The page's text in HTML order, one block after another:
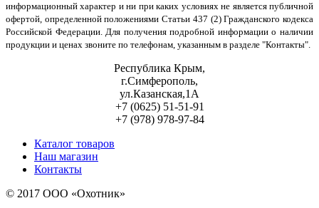
информационный характер и ни при каких условиях не является публичной
офертой, определенной положениями Статьи 437 (2) Гражданского кодекса
Российской Федерации. Для получения подробной информации о наличии
продукции и ценах звоните по телефонам, указанным в разделе "Контакты".
Республика Крым,
г.Симферополь,
ул.Казанская,1А
+7 (0625) 51-51-91
+7 (978) 978-97-84
Каталог товаров
Наш магазин
Контакты
© 2017 ООО «Охотник»